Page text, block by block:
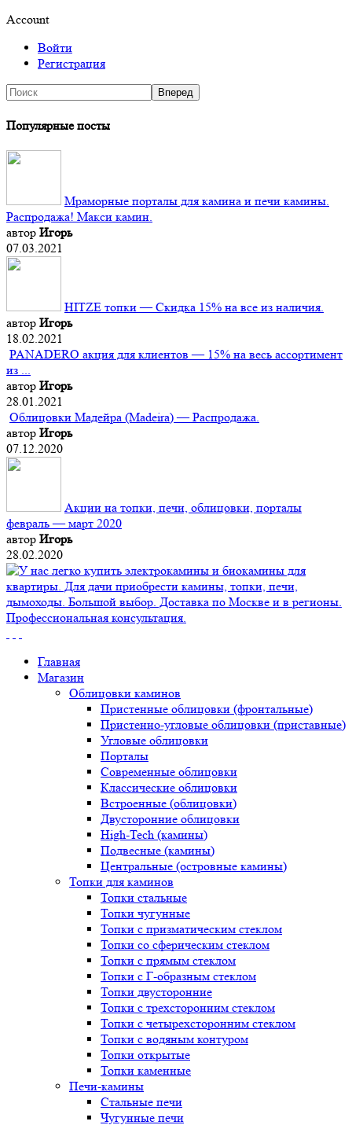
Account
Войти
Регистрация
Популярные посты
Мраморные порталы для камина и печи камины.
Распродажа! Макси камин.
автор Игорь
07.03.2021
HITZE топки — Скидка 15% на все из наличия.
автор Игорь
18.02.2021
PANADERO акция для клиентов — 15% на весь ассортимент
из ...
автор Игорь
28.01.2021
Облицовки Мадейра (Мadeira) — Распродажа.
автор Игорь
07.12.2020
Акции на топки, печи, облицовки, порталы
февраль — март 2020
автор Игорь
28.02.2020
Главная
Магазин
Облицовки каминов
Пристенные облицовки (фронтальные)
Пристенно-угловые облицовки (приставные)
Угловые облицовки
Порталы
Современные облицовки
Классические облицовки
Встроенные (облицовки)
Двусторонние облицовки
High-Tech (камины)
Подвесные (камины)
Центральные (островные камины)
Топки для каминов
Топки стальные
Топки чугунные
Топки с призматическим стеклом
Топки со сферическим стеклом
Топки с прямым стеклом
Топки с Г-образным стеклом
Топки двусторонние
Топки с трехсторонним стеклом
Топки с четырехсторонним стеклом
Топки с водяным контуром
Топки открытые
Топки каменные
Печи-камины
Стальные печи
Чугунные печи